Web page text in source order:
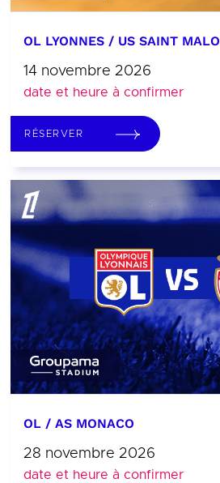
OL LYONNES / US SAINT MALO
14 novembre 2026
date et heure à confirmer
RÉSERVER
OL / AS MONACO
28 novembre 2026
date et heure à confirmer